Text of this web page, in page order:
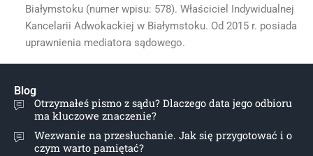
Białymstoku (numer wpisu: 578). Właściciel Indywidualnej
Kancelarii Adwokackiej w Białymstoku. Od 2015 r. posiada
uprawnienia mediatora sądowego.
Blog
Otrzymałeś pismo z sądu? Dlaczego data jego odbioru
ma kluczowe znaczenie?
Wezwanie na przesłuchanie. Jak się przygotować i o
czym warto pamiętać?